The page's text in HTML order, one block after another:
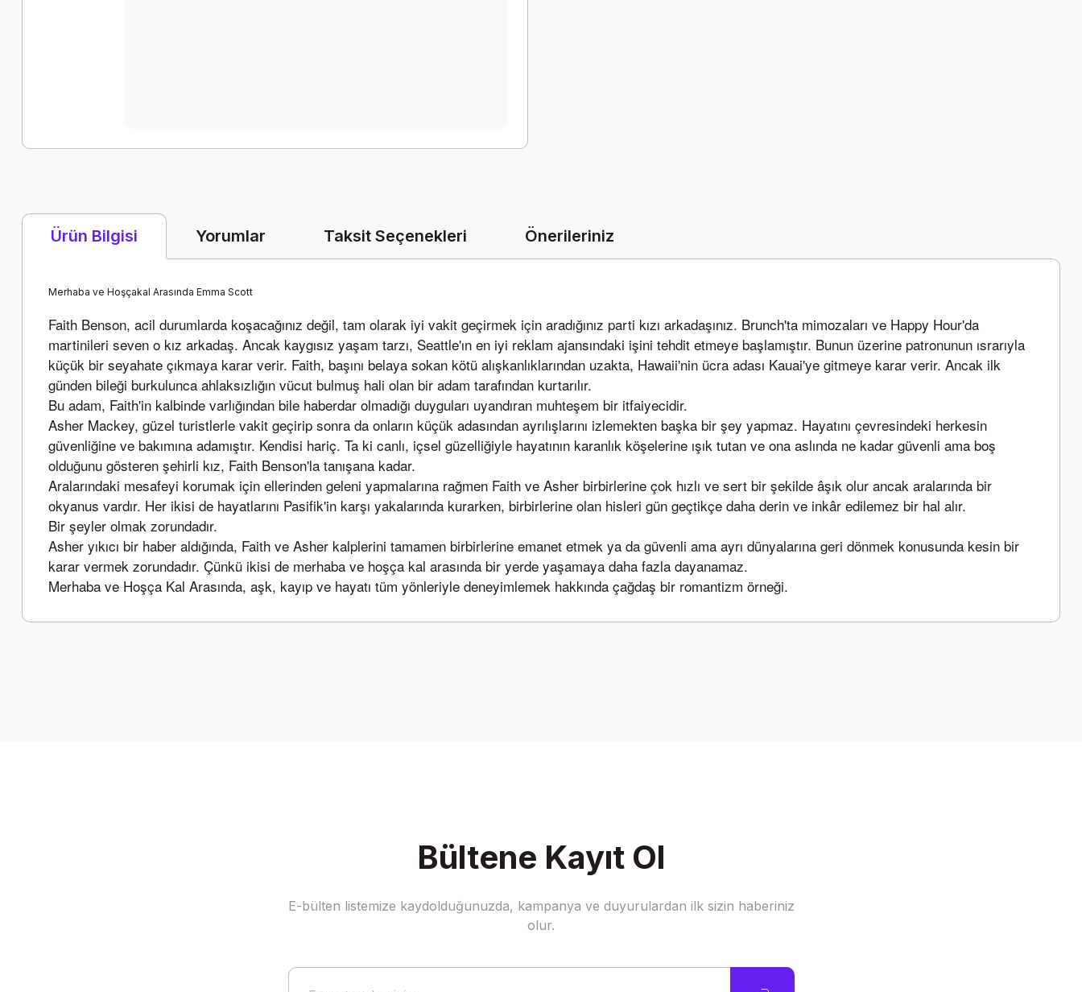
Ürün Bilgisi Yorumlar Taksit Seçenekleri Önerileriniz
Merhaba ve Hoşçakal Arasında Emma Scott
Faith Benson, acil durumlarda koşacağınız değil, tam olarak iyi vakit geçirmek için aradığınız parti kızı arkadaşınız. Brunch'ta mimozaları ve Happy Hour'da
martinileri seven o kız arkadaş. Ancak kaygısız yaşam tarzı, Seattle'ın en iyi reklam ajansındaki işini tehdit etmeye başlamıştır. Bunun üzerine patronunun ısrarıyla
küçük bir seyahate çıkmaya karar verir. Faith, başını belaya sokan kötü alışkanlıklarından uzakta, Hawaii'nin ücra adası Kauai'ye gitmeye karar verir. Ancak ilk
günden bileği burkulunca ahlaksızlığın vücut bulmuş hali olan bir adam tarafından kurtarılır.
Bu adam, Faith'in kalbinde varlığından bile haberdar olmadığı duyguları uyandıran muhteşem bir itfaiyecidir.
Asher Mackey, güzel turistlerle vakit geçirip sonra da onların küçük adasından ayrılışlarını izlemekten başka bir şey yapmaz. Hayatını çevresindeki herkesin
güvenliğine ve bakımına adamıştır. Kendisi hariç. Ta ki canlı, içsel güzelliğiyle hayatının karanlık köşelerine ışık tutan ve ona aslında ne kadar güvenli ama boş
olduğunu gösteren şehirli kız, Faith Benson'la tanışana kadar.
Aralarındaki mesafeyi korumak için ellerinden geleni yapmalarına rağmen Faith ve Asher birbirlerine çok hızlı ve sert bir şekilde âşık olur ancak aralarında bir
okyanus vardır. Her ikisi de hayatlarını Pasifik'in karşı yakalarında kurarken, birbirlerine olan hisleri gün geçtikçe daha derin ve inkâr edilemez bir hal alır.
Bir şeyler olmak zorundadır.
Asher yıkıcı bir haber aldığında, Faith ve Asher kalplerini tamamen birbirlerine emanet etmek ya da güvenli ama ayrı dünyalarına geri dönmek konusunda kesin bir
karar vermek zorundadır. Çünkü ikisi de merhaba ve hoşça kal arasında bir yerde yaşamaya daha fazla dayanamaz.
Merhaba ve Hoşça Kal Arasında, aşk, kayıp ve hayatı tüm yönleriyle deneyimlemek hakkında çağdaş bir romantizm örneği.
Gönder
Bültene Kayıt Ol
E-bülten listemize kaydolduğunuzda, kampanya ve duyurulardan ilk sizin haberiniz
olur.